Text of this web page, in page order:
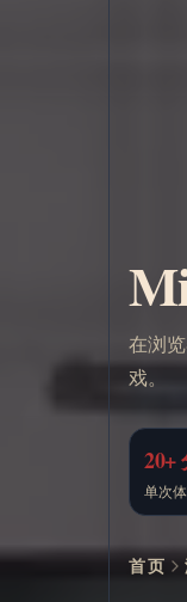
在浏
戏。
20+
单次
首页